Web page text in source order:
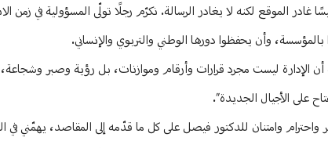
الموقع لكنه لا يغادر الرسالة. نكرّم رجلًا تولّى المسؤولية في زمن
وأن يحفظوا دورها الوطني والتربوي والإنساني.
الإدارة ليست مجرد قرارات وأرقام وموازنات، بل رؤية وصبر
على الأجيال الجديدة”.
وامتنان للدكتور فيصل على كل ما قدّمه إلى المقاصد، يهمّني في